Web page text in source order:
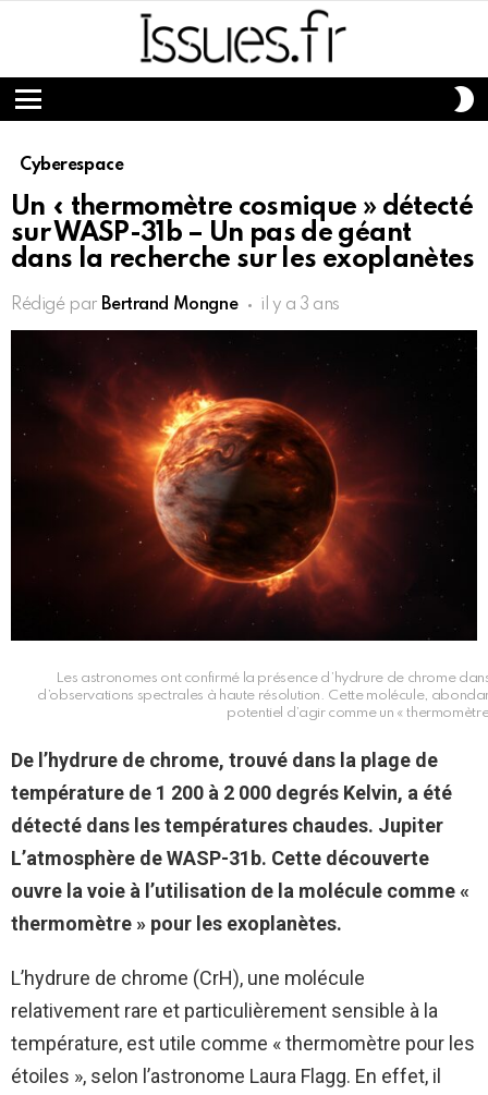
Menu
Cyberespace
Un « thermomètre cosmique » détecté
sur WASP-31b – Un pas de géant
dans la recherche sur les exoplanètes
Rédigé par Bertrand Mongne il y a 3 ans
Les astronomes ont confirmé la présence d’hydrure de chrome
d’observations spectrales à haute résolution. Cette molécule,
potentiel d’agir comme un «
De l’hydrure de chrome, trouvé dans la plage de
température de 1 200 à 2 000 degrés Kelvin, a été
détecté dans les températures chaudes. Jupiter
L’atmosphère de WASP-31b. Cette découverte
ouvre la voie à l’utilisation de la molécule comme «
thermomètre » pour les exoplanètes.
L’hydrure de chrome (CrH), une molécule
relativement rare et particulièrement sensible à la
température, est utile comme « thermomètre pour les
étoiles », selon l’astronome Laura Flagg. En effet, il